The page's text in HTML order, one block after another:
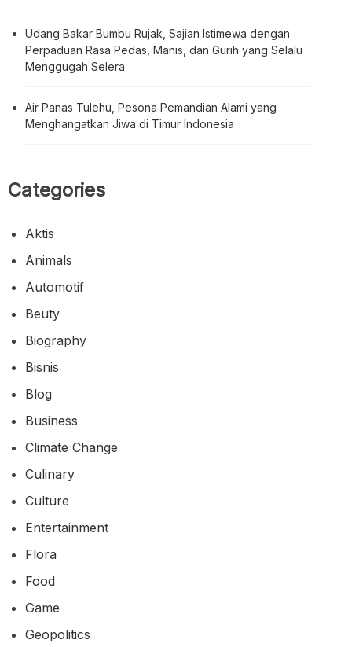
Udang Bakar Bumbu Rujak, Sajian Istimewa dengan
Perpaduan Rasa Pedas, Manis, dan Gurih yang Selalu
Menggugah Selera
Air Panas Tulehu, Pesona Pemandian Alami yang
Menghangatkan Jiwa di Timur Indonesia
Categories
Aktis
Animals
Automotif
Beuty
Biography
Bisnis
Blog
Business
Climate Change
Culinary
Culture
Entertainment
Flora
Food
Game
Geopolitics